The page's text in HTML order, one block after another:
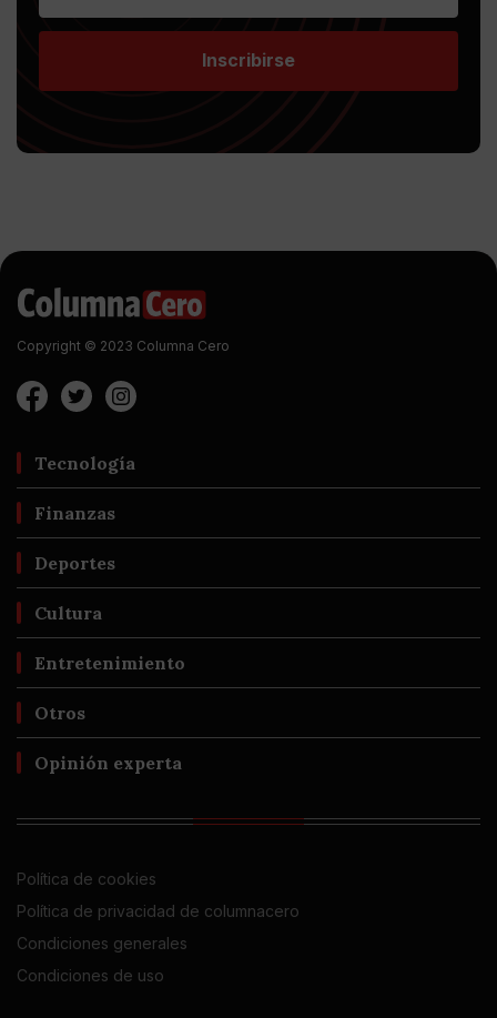
Inscribirse
Copyright © 2023 Columna Cero
Tecnología
Finanzas
Deportes
Cultura
Entretenimiento
Otros
Opinión experta
Política de cookies
Política de privacidad de columnacero
Condiciones generales
Condiciones de uso